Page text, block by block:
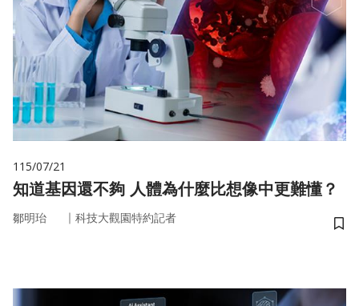
115/07/21
知道基因還不夠 人體為什麼比想像中更難懂？
鄒明珆 ｜ 科技大觀園特約記者
儲